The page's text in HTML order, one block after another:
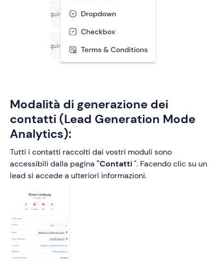
Modalità di generazione dei
contatti (Lead Generation Mode
Analytics):
Tutti i contatti raccolti dai vostri moduli sono
accessibili dalla pagina "Contatti". Facendo clic su un
lead si accede a ulteriori informazioni.